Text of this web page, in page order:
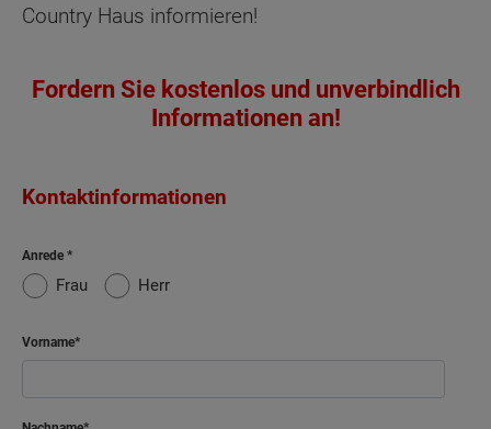
Country Haus informieren!
Fordern Sie kostenlos und unverbindlich
Informationen an!
Kontaktinformationen
Anrede
Frau Herr
Vorname